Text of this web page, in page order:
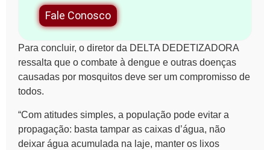
Fale Conosco
Para concluir, o diretor da DELTA DEDETIZADORA
ressalta que o combate à dengue e outras doenças
causadas por mosquitos deve ser um compromisso de
todos.
“Com atitudes simples, a população pode evitar a
propagação: basta tampar as caixas d’água, não
deixar água acumulada na laje, manter os lixos